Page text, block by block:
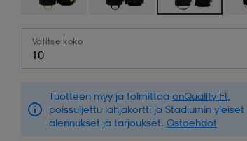
Valitse koko
10
Tuotteen myy ja toimittaa onQuality FI
poissuljettu lahjakortti ja Stadiumin yleiset
alennukset ja tarjoukset. Ostoehdot